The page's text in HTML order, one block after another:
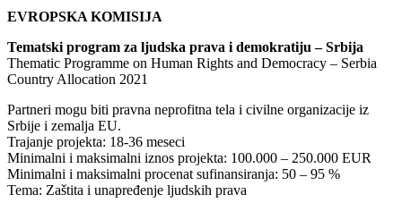
EVROPSKA KOMISIJA
Tematski program za ljudska prava i demokratiju – Srbija
Thematic Programme on Human Rights and Democracy – Serbia
Country Allocation 2021
Partneri mogu biti pravna neprofitna tela i civilne organizacije iz
Srbije i zemalja EU.
Trajanje projekta: 18-36 meseci
Minimalni i maksimalni iznos projekta: 100.000 – 250.000 EUR
Minimalni i maksimalni procenat sufinansiranja: 50 – 95 %
Tema: Zaštita i unapređenje ljudskih prava